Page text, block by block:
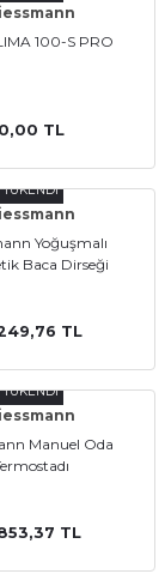
100-S PRO
0,00 TL
TÜKENDİ
Yoğuşmalı
Baca Dirseği
TL
TÜKENDİ
Manuel Oda
TL